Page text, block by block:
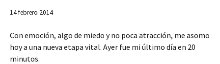
14 febrero 2014
Con emoción, algo de miedo y no poca atracción, me asomo
hoy a una nueva etapa vital. Ayer fue mi último día en 20
minutos.